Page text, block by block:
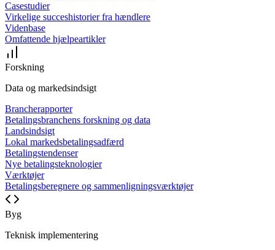
Casestudier
Virkelige succeshistorier fra hændlere
Videnbase
Omfattende hjælpeartikler
Forskning
Data og markedsindsigt
Brancherapporter
Betalingsbranchens forskning og data
Landsindsigt
Lokal markedsbetalingsadfærd
Betalingstendenser
Nye betalingsteknologier
Værktøjer
Betalingsberegnere og sammenligningsværktøjer
Byg
Teknisk implementering